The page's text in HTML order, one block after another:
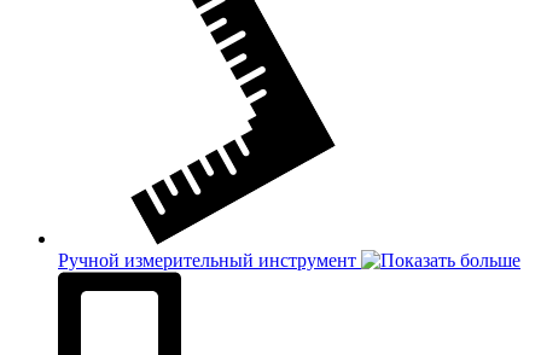
Ручной измерительный инструмент